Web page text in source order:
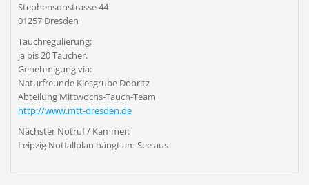
Stephensonstrasse 44
01257 Dresden
Tauchregulierung:
ja bis 20 Taucher.
Genehmigung via:
Naturfreunde Kiesgrube Dobritz
Abteilung Mittwochs-Tauch-Team
http://www.mtt-dresden.de
Nächster Notruf / Kammer:
Leipzig Notfallplan hängt am See aus